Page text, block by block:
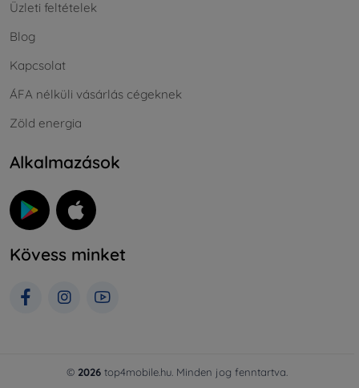
Üzleti feltételek
Blog
Kapcsolat
ÁFA nélküli vásárlás cégeknek
Zöld energia
Alkalmazások
Kövess minket
© 2026 top4mobile.hu. Minden jog fenntartva.